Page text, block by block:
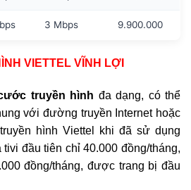
3 Mbps 9.900.000
VIETTEL VĨNH LỢI
truyền hình đa dạng, có thể
với đường truyền Internet hoặc
hình Viettel khi đã sử dụng
đầu tiên chỉ 40.000 đồng/tháng,
đồng/tháng, được trang bị đầu